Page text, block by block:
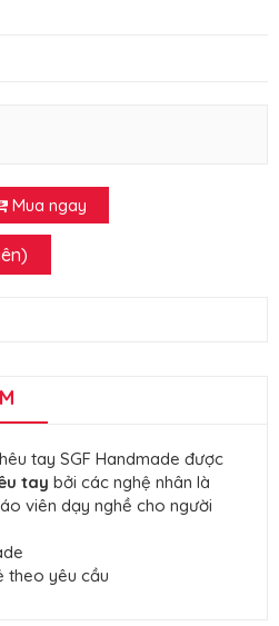
Mua ngay
tay SGF Handmade được
tay bởi các nghệ nhân là
viên dạy nghề cho người
theo yêu cầu